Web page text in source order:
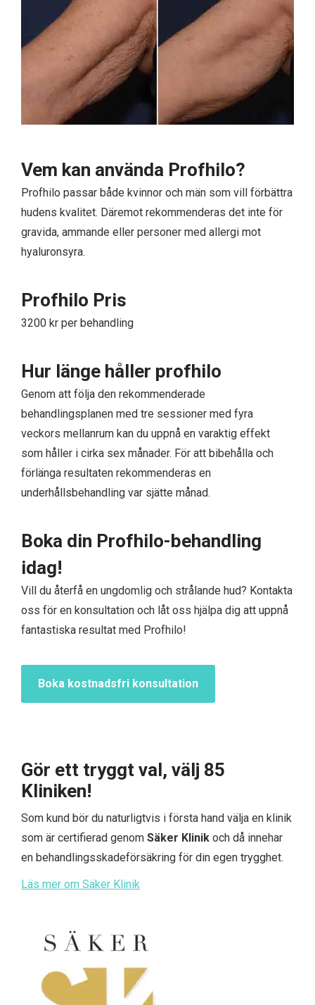
Vem kan använda Profhilo?
Profhilo passar både kvinnor och män som vill förbättra
hudens kvalitet. Däremot rekommenderas det inte för
gravida, ammande eller personer med allergi mot
hyaluronsyra.
Profhilo Pris
3200 kr per behandling
Hur länge håller profhilo
Genom att följa den rekommenderade
behandlingsplanen med tre sessioner med fyra
veckors mellanrum kan du uppnå en varaktig effekt
som håller i cirka sex månader. För att bibehålla och
förlänga resultaten rekommenderas en
underhållsbehandling var sjätte månad.
Boka din Profhilo-behandling
idag!
Vill du återfå en ungdomlig och strålande hud? Kontakta
oss för en konsultation och låt oss hjälpa dig att uppnå
fantastiska resultat med Profhilo!
Boka kostnadsfri konsultation
Gör ett tryggt val, välj 85
Kliniken!
Som kund bör du naturligtvis i första hand välja en klinik
som är certifierad genom Säker Klinik och då innehar
en behandlingsskadeförsäkring för din egen trygghet.
Läs mer om Säker Klinik